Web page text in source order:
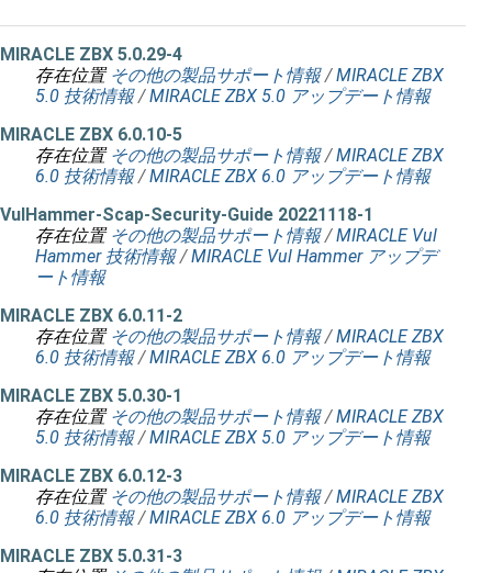
MIRACLE ZBX 5.0.29-4
存在位置 その他の製品サポート情報 /MIRACLE ZBX
5.0 技術情報 /MIRACLE ZBX 5.0 アップデート情報
MIRACLE ZBX 6.0.10-5
存在位置 その他の製品サポート情報 /MIRACLE ZBX
6.0 技術情報 /MIRACLE ZBX 6.0 アップデート情報
VulHammer-Scap-Security-Guide 20221118-1
存在位置 その他の製品サポート情報 /MIRACLE Vul
Hammer 技術情報 /MIRACLE Vul Hammer アップデ
ート情報
MIRACLE ZBX 6.0.11-2
存在位置 その他の製品サポート情報 /MIRACLE ZBX
6.0 技術情報 /MIRACLE ZBX 6.0 アップデート情報
MIRACLE ZBX 5.0.30-1
存在位置 その他の製品サポート情報 /MIRACLE ZBX
5.0 技術情報 /MIRACLE ZBX 5.0 アップデート情報
MIRACLE ZBX 6.0.12-3
存在位置 その他の製品サポート情報 /MIRACLE ZBX
6.0 技術情報 /MIRACLE ZBX 6.0 アップデート情報
MIRACLE ZBX 5.0.31-3